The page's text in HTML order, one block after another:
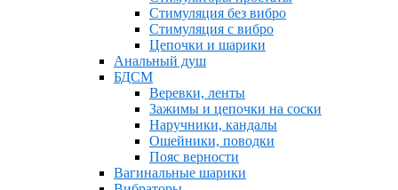
Стимуляция без вибро
Стимуляция с вибро
Цепочки и шарики
Анальный душ
БДСМ
Веревки, ленты
Зажимы и цепочки на соски
Наручники, кандалы
Ошейники, поводки
Пояс верности
Вагинальные шарики